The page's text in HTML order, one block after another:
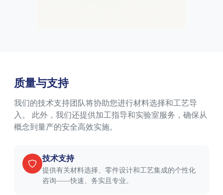
质量与支持
我们的技术支持团队将协助您进行材料选择和工艺导
入。 此外，我们还提供加工指导和实验室服务，确保从
概念到量产的安全高效实施。
技术支持
提供有关材料选择、零件设计和工艺集成的个性化
咨询——快速、务实且专业。